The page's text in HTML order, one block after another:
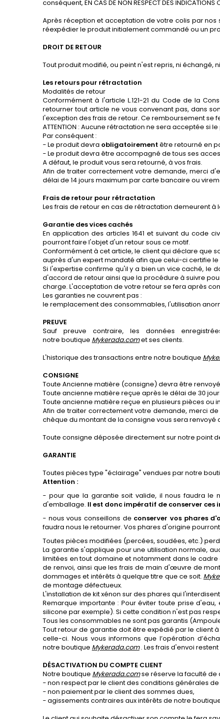
conséquent, EN CAS DE NON RESPECT DES
Après réception et acceptation de votre colis par nos
réexpédier le produit initialement commandé ou un
DROIT DE RETOUR
Tout produit modifié, ou peint n'est repris, ni échangé,
Les retours pour rétractation
Modalités de retour
Conformément à l'article L.121-21 du Code de la
retourner tout article ne vous convenant pas, dans
l'exception des frais de retour. Ce remboursement se
ATTENTION : Aucune rétractation ne sera acceptée
Par conséquent :
- Le produit devra obligatoirement être retourné en
- Le produit devra être accompagné de tous ses
A défaut, le produit vous sera retourné, à vos frais.
Afin de traiter correctement votre demande, merci
délai de 14 jours maximum par carte bancaire ou
Frais de retour pour rétractation
Les frais de retour en cas de rétractation demeurent à
Garantie des vices cachés
En application des articles 1641 et suivant du code
pourront faire l'objet d'un retour sous ce motif.
Conformément à cet article, le client qui déclare que
auprès d'un expert mandaté afin que celui-ci certifie
Si l'expertise confirme qu'il y a bien un vice caché, le
d'accord de retour ainsi que la procédure à suivre
charge. L'acceptation de votre retour se fera après
Les garanties ne couvrent pas :
le remplacement des consommables, l'utilisation
PREUVE
Sauf preuve contraire, les données
notre boutique Mykerada.comet ses clients.
L'historique des transactions entre notre boutique
CONSIGNE
Toute Ancienne matière (consigne) devra être
Toute ancienne matière reçue après le délai de 30
Toute ancienne matière reçue en plusieurs pièces
Afin de traiter correctement votre demande, merci
chèque du montant de la consigne vous sera renvoyé
Toute consigne déposée directement sur notre point
GARANTIE
Toutes pièces type "éclairage" vendues par notre
Attention :
- pour que la garantie soit valide, il nous faudra le
d'emballage. Il est donc impératif de conserver
- nous vous conseillons de conserver vos phares
faudra nous le retourner. Vos phares d'origine
Toutes pièces modifiées (percées, soudées, etc.)
La garantie s'applique pour une utilisation normale,
limitées en tout domaine et notamment dans le
de renvoi, ainsi que les frais de main d'œuvre de
dommages et intérêts à quelque titre que ce soit.
de montage défectueux.
L'installation de kit xénon sur des phares qui
Remarque importante : Pour éviter toute prise
silicone par exemple). Si cette condition n'est pas
Tous les consommables ne sont pas garantis
Tout retour de garantie doit être expédié par le client
celle-ci. Nous vous informons que l’opération
notre boutique Mykerada.com. Les frais d'envoi
DÉSACTIVATION DU COMPTE CLIENT
Notre boutique Mykerada.comse réserve la faculté de
- non respect par le client des conditions générales
- non paiement par le client des sommes dues,
- agissements contraires aux intérêts de notre